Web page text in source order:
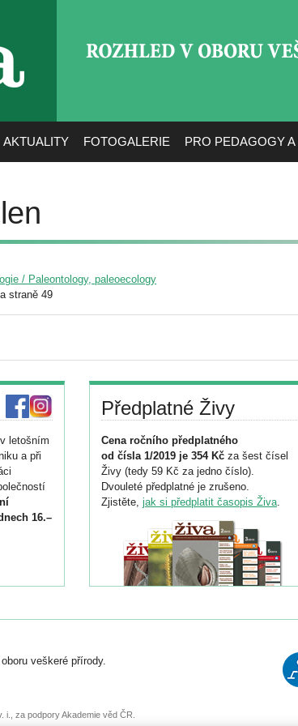
AKTUALITY FOTOGALERIE PRO PEDAGOGY
/ Paleontology, paleoecology
straně 49
letošním
a při
16.–
Předplatné Živy
Cena ročního předplatného
od čísla 1/2019 je 354 Kč za šest čísel
Živy (tedy 59 Kč za jedno číslo).
Dvouleté předplatné je zrušeno.
Zjistěte, jak si předplatit časopis Živa.
veškeré přírody.
i., za podpory Akademie věd ČR.